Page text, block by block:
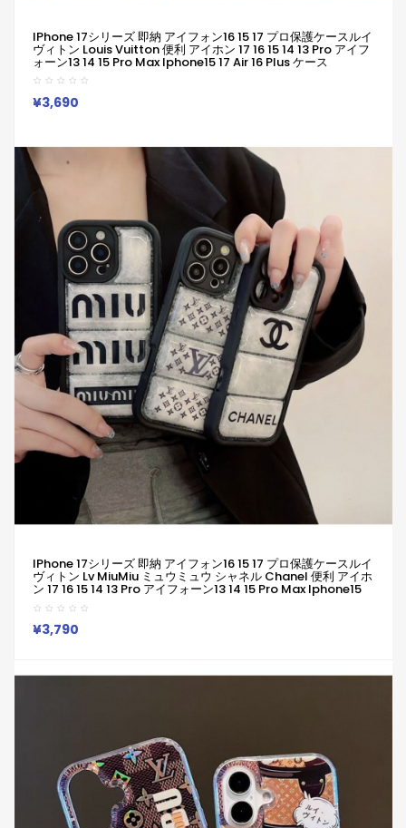
IPhone 17シリーズ 即納 アイフォン16 15 17 プロ保護ケースルイ
ヴィトン Louis Vuitton 便利 アイホン 17 16 15 14 13 Pro アイフ
ォーン13 14 15 Pro Max Iphone15 17 Air 16 Plus ケース
Iphone16 15 17 12 13 Pro Max 14ブランドルイヴィトン Louis
VuittonスマホケースIphone 16 15ケース 人気付き個性潮 已用
¥3,690
IPhone 17シリーズ 即納 アイフォン16 15 17 プロ保護ケースルイ
ヴィトン Lv MiuMiu ミュウミュウ シャネル Chanel 便利 アイホ
ン 17 16 15 14 13 Pro アイフォーン13 14 15 Pro Max Iphone15
16 Plus ケース Iphone16 15 17 12 13 Pro Max 14ブランドルイヴ
ィトン Lv MiuMiu ミュウミュウ シャネル Chanelスマホケース
Iphone 16 15ケース 人気付き個性潮 已用
¥3,790